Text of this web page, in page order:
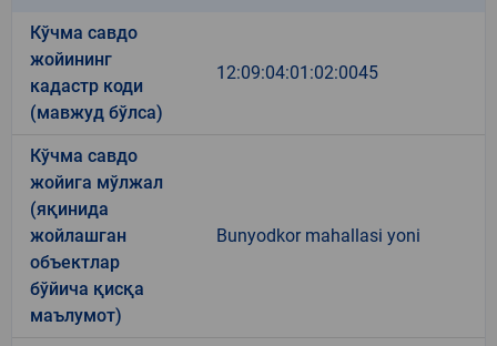
Кўчма савдо
жойининг
кадастр коди
(мавжуд бўлса)
12:09:04:01:02:0045
Кўчма савдо
жойига мўлжал
(яқинида
жойлашган
объектлар
бўйича қисқа
маълумот)
Bunyodkor mahallasi yoni